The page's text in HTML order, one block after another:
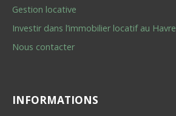
Gestion locative
Investir dans l’immobilier locatif au Havre
Nous contacter
INFORMATIONS